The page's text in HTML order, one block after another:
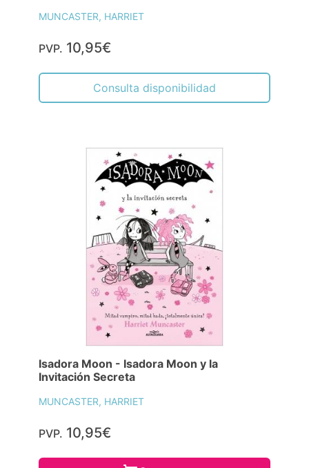
MUNCASTER, HARRIET
PVP. 10,95€
Consulta disponibilidad
Isadora Moon - Isadora Moon y la
Invitación Secreta
MUNCASTER, HARRIET
PVP. 10,95€